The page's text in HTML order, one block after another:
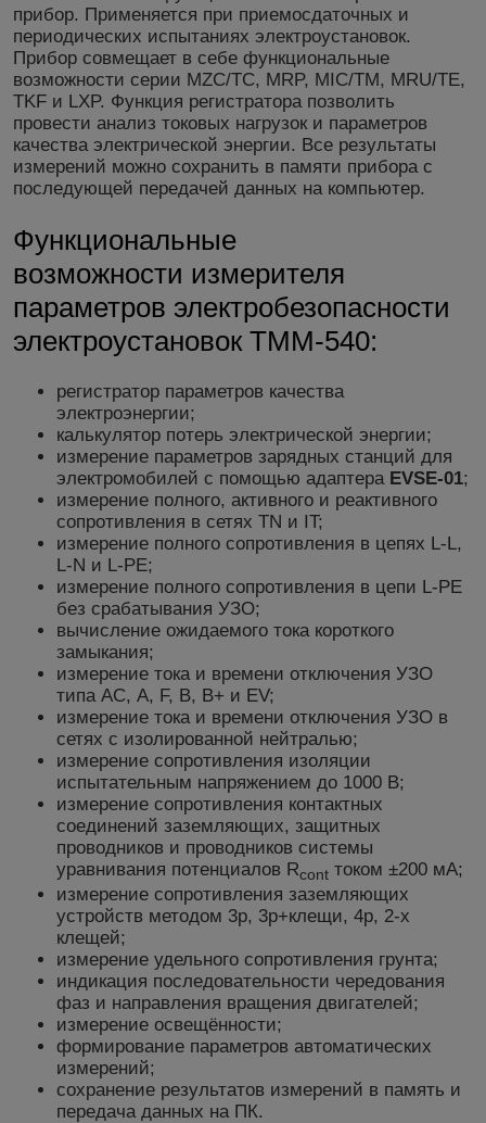
прибор. Применяется при приемосдаточных и
периодических испытаниях электроустановок.
Прибор совмещает в себе функциональные
возможности серии MZC/ТС, MRP, MIC/ТМ, MRU/ТЕ,
TKF и LXP. Функция регистратора позволить
провести анализ токовых нагрузок и параметров
качества электрической энергии. Все результаты
измерений можно сохранить в памяти прибора с
последующей передачей данных на компьютер.
Функциональные
возможности измерителя
параметров электробезопасности
электроустановок TMM-540:
регистратор параметров качества
электроэнергии;
калькулятор потерь электрической энергии;
измерение параметров зарядных станций для
электромобилей с помощью адаптера EVSE-01;
измерение полного, активного и реактивного
сопротивления в сетях TN и IT;
измерение полного сопротивления в цепях L-L,
L-N и L-PE;
измерение полного сопротивления в цепи L-PE
без срабатывания УЗО;
вычисление ожидаемого тока короткого
замыкания;
измерение тока и времени отключения УЗО
типа АС, А, F, B, В+ и EV;
измерение тока и времени отключения УЗО в
сетях с изолированной нейтралью;
измерение сопротивления изоляции
испытательным напряжением до 1000 В;
измерение сопротивления контактных
соединений заземляющих, защитных
проводников и проводников системы
уравнивания потенциалов Rcont током ±200 мА;
измерение сопротивления заземляющих
устройств методом 3p, 3p+клещи, 4p, 2-х
клещей;
измерение удельного сопротивления грунта;
индикация последовательности чередования
фаз и направления вращения двигателей;
измерение освещённости;
формирование параметров автоматических
измерений;
сохранение результатов измерений в память и
передача данных на ПК.